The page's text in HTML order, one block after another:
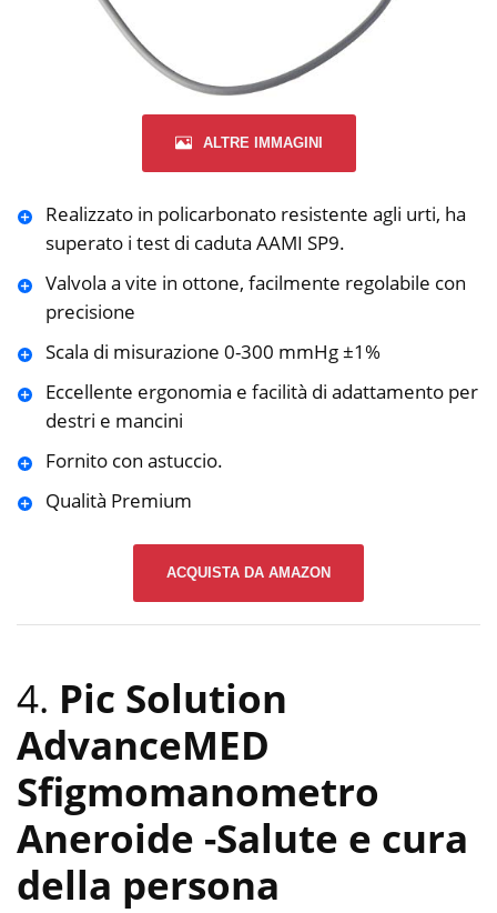
ALTRE IMMAGINI
Realizzato in policarbonato resistente agli urti, ha
superato i test di caduta AAMI SP9.
Valvola a vite in ottone, facilmente regolabile con
precisione
Scala di misurazione 0-300 mmHg ±1%
Eccellente ergonomia e facilità di adattamento per
destri e mancini
Fornito con astuccio.
Qualità Premium
ACQUISTA DA AMAZON
4. Pic Solution
AdvanceMED
Sfigmomanometro
Aneroide -Salute e cura
della persona